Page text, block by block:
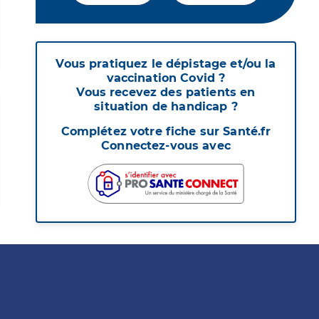
Vous pratiquez le dépistage et/ou la
vaccination Covid ?
Vous recevez des patients en
situation de handicap ?
Complétez votre fiche sur Santé.fr
Connectez-vous avec